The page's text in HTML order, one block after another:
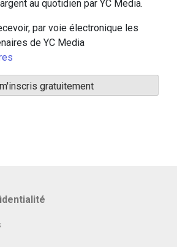
au quotidien par YC Media.
par voie électronique les
de YC Media